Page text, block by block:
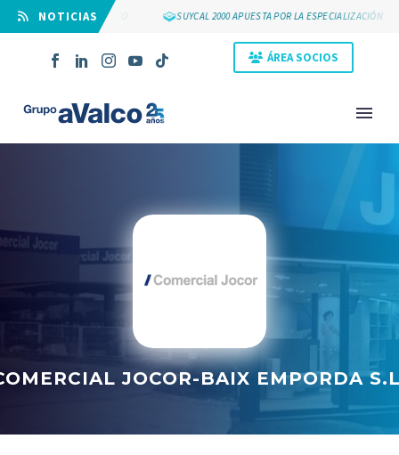
⠀NOTICIAS
25 AÑOS DE GRUPO AVALCO SUYCAL 2000 APUESTA POR LA ESPECIALIZACIÓN
ÁREA SOCIOS
NOVEDAD
JOCOR-BAIX EMPORDA